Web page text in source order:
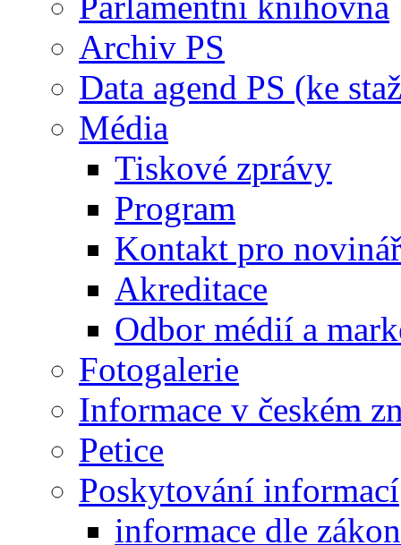
Archiv PS
Data agend PS (ke
Média
Tiskové zprávy
Program
Kontakt pro
Akreditace
Odbor médií a
Fotogalerie
Informace v českém
Petice
Poskytování informací
informace dle